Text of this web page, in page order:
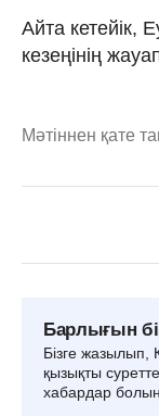
Айта кетейік,
кезеңінің
Мәтіннен қате
Барлығын
Бізге жазылып,
қызықты
хабардар